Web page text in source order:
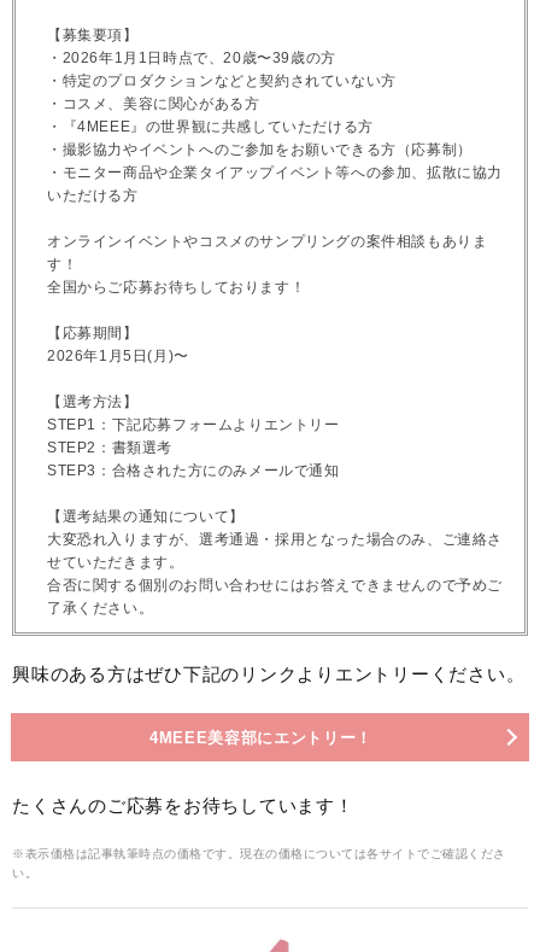
【募集要項】
・2026年1月1日時点で、20歳〜39歳の方
・特定のプロダクションなどと契約されていない方
・コスメ、美容に関心がある方
・『4MEEE』の世界観に共感していただける方
・撮影協力やイベントへのご参加をお願いできる方（応募制）
・モニター商品や企業タイアップイベント等への参加、拡散に協力
いただける方
オンラインイベントやコスメのサンプリングの案件相談もありま
す！
全国からご応募お待ちしております！
【応募期間】
2026年1月5日(月)〜
【選考方法】
STEP1：下記応募フォームよりエントリー
STEP2：書類選考
STEP3：合格された方にのみメールで通知
【選考結果の通知について】
大変恐れ入りますが、選考通過・採用となった場合のみ、ご連絡さ
せていただきます。
合否に関する個別のお問い合わせにはお答えできませんので予めご
了承ください。
興味のある方はぜひ下記のリンクよりエントリーください。
4MEEE美容部にエントリー！
たくさんのご応募をお待ちしています！
※表示価格は記事執筆時点の価格です。現在の価格については各サイトでご確認くださ
い。